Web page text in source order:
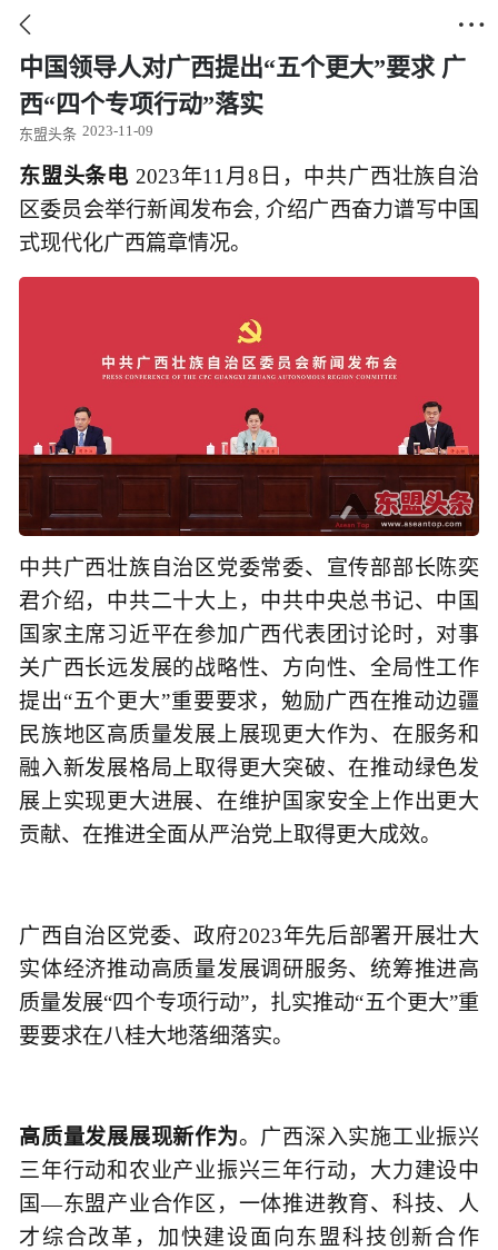
 
中国领导人对广西提出“五个更大”要求 广
西“四个专项行动”落实
东盟头条 2023-11-09
东盟头条电 2023年11月8日，中共广西壮族自治
区委员会举行新闻发布会, 介绍广西奋力谱写中国
式现代化广西篇章情况。
中共广西壮族自治区党委常委、宣传部部长陈奕
君介绍，中共二十大上，中共中央总书记、中国
国家主席习近平在参加广西代表团讨论时，对事
关广西长远发展的战略性、方向性、全局性工作
提出“五个更大”重要要求，勉励广西在推动边疆
民族地区高质量发展上展现更大作为、在服务和
融入新发展格局上取得更大突破、在推动绿色发
展上实现更大进展、在维护国家安全上作出更大
贡献、在推进全面从严治党上取得更大成效。
广西自治区党委、政府2023年先后部署开展壮大
实体经济推动高质量发展调研服务、统筹推进高
质量发展“四个专项行动”，扎实推动“五个更大”重
要要求在八桂大地落细落实。
高质量发展展现新作为。广西深入实施工业振兴
三年行动和农业产业振兴三年行动，大力建设中
国—东盟产业合作区，一体推进教育、科技、人
才综合改革，加快建设面向东盟科技创新合作